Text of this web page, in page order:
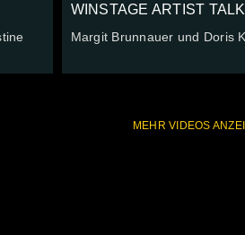
WINSTAGE ARTIST TALK
Margit Brunnauer und Doris
MEHR VIDEOS